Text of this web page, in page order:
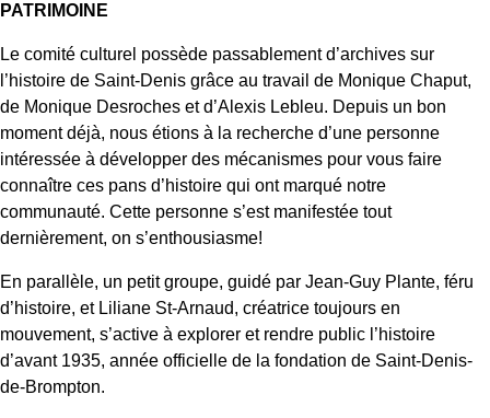
PATRIMOINE
Le comité culturel possède passablement d’archives sur
l’histoire de Saint-Denis grâce au travail de Monique Chaput,
de Monique Desroches et d’Alexis Lebleu. Depuis un bon
moment déjà, nous étions à la recherche d’une personne
intéressée à développer des mécanismes pour vous faire
connaître ces pans d’histoire qui ont marqué notre
communauté. Cette personne s’est manifestée tout
dernièrement, on s’enthousiasme!
En parallèle, un petit groupe, guidé par Jean-Guy Plante, féru
d’histoire, et Liliane St-Arnaud, créatrice toujours en
mouvement, s’active à explorer et rendre public l’histoire
d’avant 1935, année officielle de la fondation de Saint-Denis-
de-Brompton.